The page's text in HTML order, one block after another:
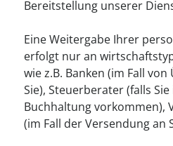
Bereitstellung unserer
Eine Weitergabe Ihrer
erfolgt nur an
wie z.B. Banken (im Fall
Sie), Steuerberater (falls
Buchhaltung vorkommen),
(im Fall der Versendung an